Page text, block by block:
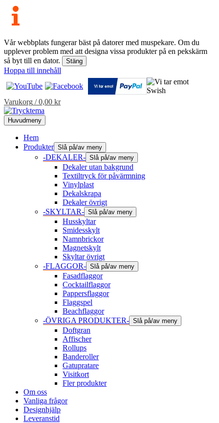
Vår webbplats fungerar bäst på datorer med muspekare. Om du
upplever problem med att designa vissa produkter på en pekskärm
så byt till en dator.
Stäng
Hoppa till innehåll
Varukorg /0,00 kr
Huvudmeny
Hem
Produkter Slå på/av meny
-DEKALER- Slå på/av meny
Dekaler utan bakgrund
Textiltryck för påvärmning
Vinylplast
Dekalskrapa
Dekaler övrigt
-SKYLTAR- Slå på/av meny
Husskyltar
Smidesskylt
Namnbrickor
Magnetskylt
Skyltar övrigt
-FLAGGOR- Slå på/av meny
Fasadflaggor
Cocktailflaggor
Pappersflaggor
Flaggspel
Beachflaggor
-ÖVRIGA PRODUKTER- Slå på/av meny
Doftgran
Affischer
Rollups
Banderoller
Gatupratare
Visitkort
Fler produkter
Om oss
Vanliga frågor
Designhjälp
Leveranstid